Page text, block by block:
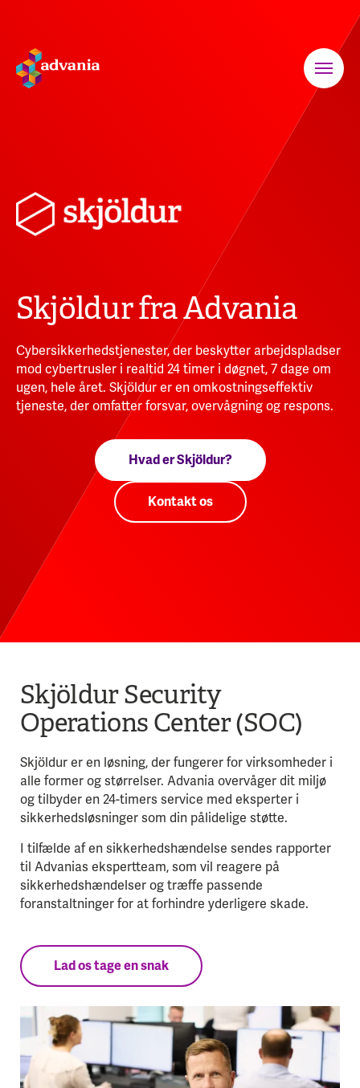
Skjöldur fra Advania
Cybersikkerhedstjenester, der beskytter arbejdspladser
mod cybertrusler i realtid 24 timer i døgnet, 7 dage om
ugen, hele året. Skjöldur er en omkostningseffektiv
tjeneste, der omfatter forsvar, overvågning og respons.
Hvad er Skjöldur?
Kontakt os
Skjöldur Security
Operations Center (SOC)
Skjöldur er en løsning, der fungerer for virksomheder i
alle former og størrelser. Advania overvåger dit miljø
og tilbyder en 24-timers service med eksperter i
sikkerhedsløsninger som din pålidelige støtte.
I tilfælde af en sikkerhedshændelse sendes rapporter
til Advanias ekspertteam, som vil reagere på
sikkerhedshændelser og træffe passende
foranstaltninger for at forhindre yderligere skade.
Lad os tage en snak